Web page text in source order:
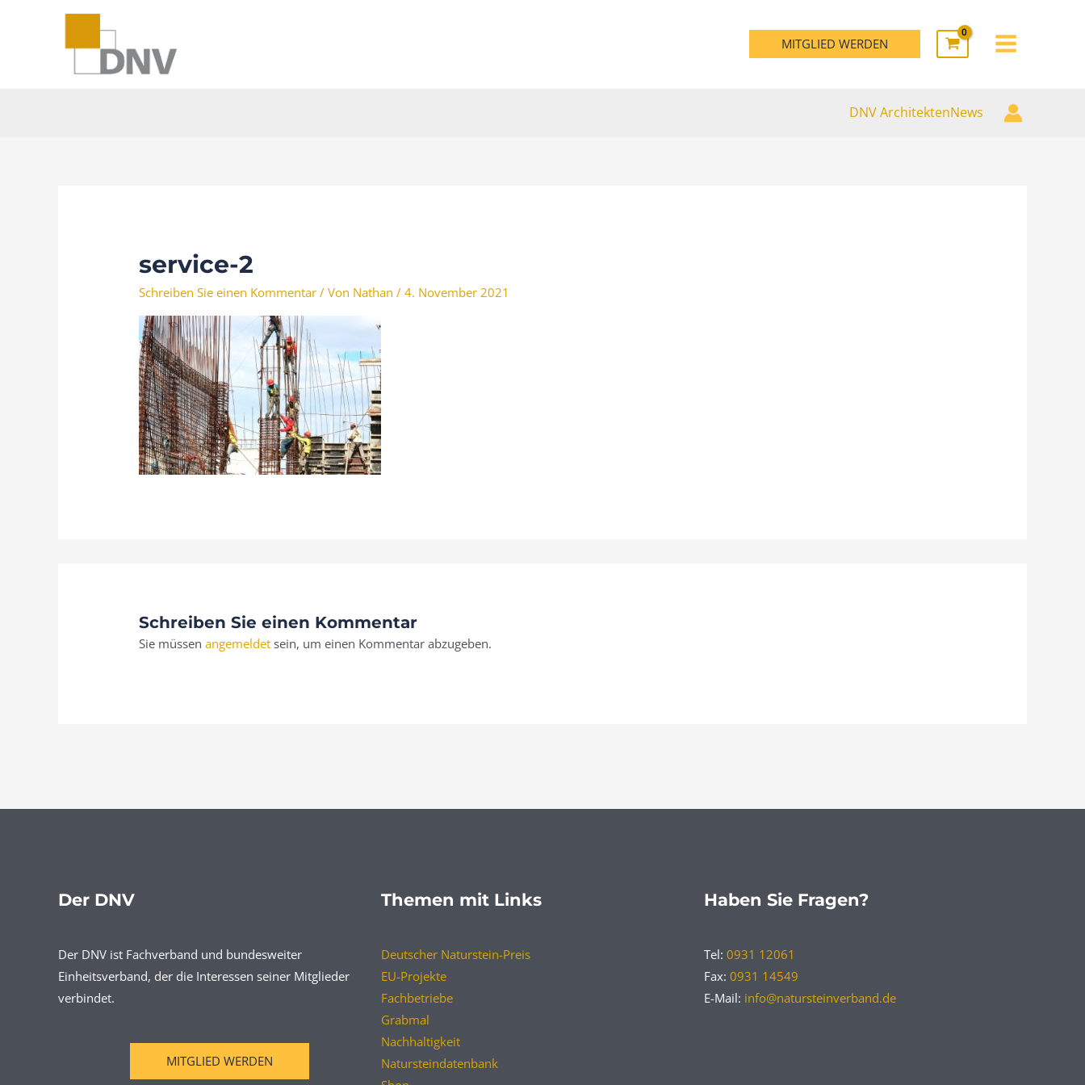
MITGLIED WERDEN
MENU
DNV ArchitektenNews
service-2
Schreiben Sie einen Kommentar / Von Nathan/4. November 2021
Schreiben Sie einen Kommentar
Sie müssenangemeldet sein, um einen Kommentar abzugeben.
Der DNV
Der DNV ist Fachverband und bundesweiter
Einheitsverband, der die Interessen seiner Mitglieder
verbindet.
MITGLIED WERDEN
Themen mit Links
Deutscher Naturstein-Preis
EU-Projekte
Fachbetriebe
Grabmal
Nachhaltigkeit
Natursteindatenbank
Haben Sie Fragen?
Tel: 0931 12061
Fax: 0931 14549
E-Mail: info@natursteinverband.de